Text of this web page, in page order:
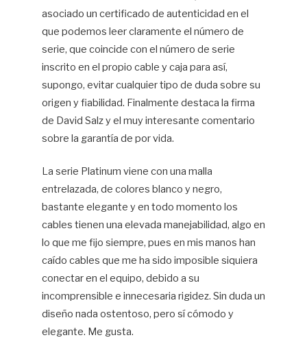
asociado un certificado de autenticidad en el
que podemos leer claramente el número de
serie, que coincide con el número de serie
inscrito en el propio cable y caja para así,
supongo, evitar cualquier tipo de duda sobre su
origen y fiabilidad. Finalmente destaca la firma
de David Salz y el muy interesante comentario
sobre la garantía de por vida.
La serie Platinum viene con una malla
entrelazada, de colores blanco y negro,
bastante elegante y en todo momento los
cables tienen una elevada manejabilidad, algo en
lo que me fijo siempre, pues en mis manos han
caído cables que me ha sido imposible siquiera
conectar en el equipo, debido a su
incomprensible e innecesaria rigidez. Sin duda un
diseño nada ostentoso, pero sí cómodo y
elegante. Me gusta.